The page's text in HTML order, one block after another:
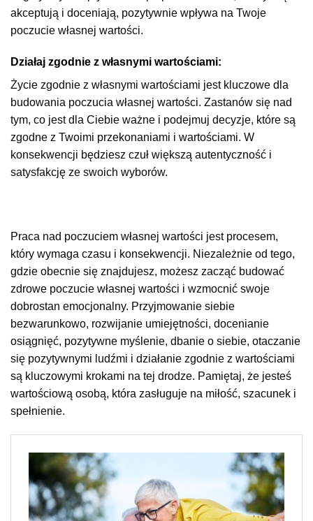
akceptują i doceniają, pozytywnie wpływa na Twoje
poczucie własnej wartości.
Działaj zgodnie z własnymi wartościami:
Życie zgodnie z własnymi wartościami jest kluczowe dla
budowania poczucia własnej wartości. Zastanów się nad
tym, co jest dla Ciebie ważne i podejmuj decyzje, które są
zgodne z Twoimi przekonaniami i wartościami. W
konsekwencji będziesz czuł większą autentyczność i
satysfakcję ze swoich wyborów.
Praca nad poczuciem własnej wartości jest procesem,
który wymaga czasu i konsekwencji. Niezależnie od tego,
gdzie obecnie się znajdujesz, możesz zacząć budować
zdrowe poczucie własnej wartości i wzmocnić swoje
dobrostan emocjonalny. Przyjmowanie siebie
bezwarunkowo, rozwijanie umiejętności, docenianie
osiągnięć, pozytywne myślenie, dbanie o siebie, otaczanie
się pozytywnymi ludźmi i działanie zgodnie z wartościami
są kluczowymi krokami na tej drodze. Pamiętaj, że jesteś
wartościową osobą, która zasługuje na miłość, szacunek i
spełnienie.